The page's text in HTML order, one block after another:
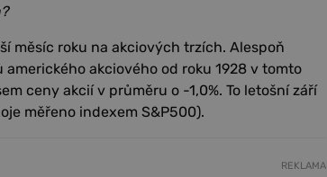
měsíc roku na akciových trzích. Alespoň
akciového od roku 1928 v tomto
ceny akcií v průměru o -1,0%. To letošní září
měřeno indexem S&P500).
REKLAMA